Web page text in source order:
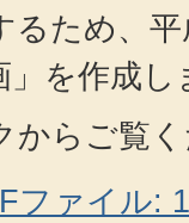
るため、
」を作成
からご覧
ファイル: